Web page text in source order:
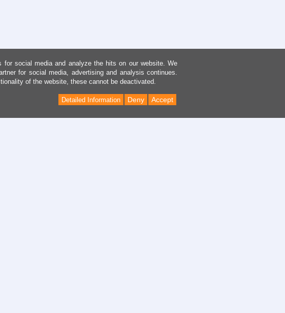
social media and analyze the hits on our website. We
for social media, advertising and analysis continues.
of the website, these cannot be deactivated.
Accept
Deny
Detailed Information